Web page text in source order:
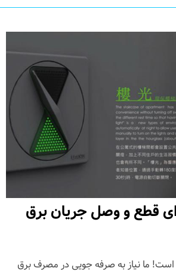
قطع و وصل جریان برق
است! ما نیاز به صرفه جویی در مصرف برق